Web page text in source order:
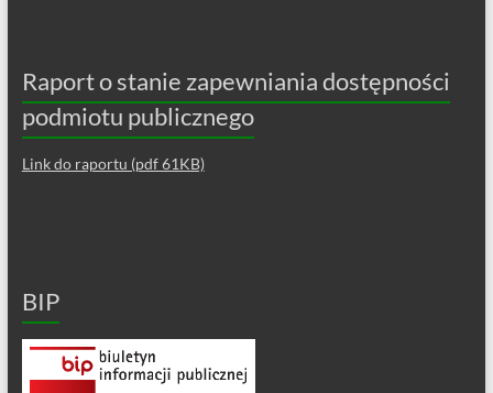
Raport o stanie zapewniania dostępności
podmiotu publicznego
Link do raportu (pdf 61KB)
BIP